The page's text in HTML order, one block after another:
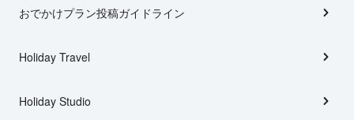
おでかけプラン投稿ガイドライン
Holiday Travel
Holiday Studio